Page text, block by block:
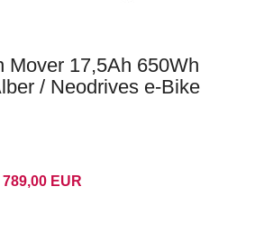
Mover 17,5Ah 650Wh
/ Neodrives e-Bike
789,00 EUR